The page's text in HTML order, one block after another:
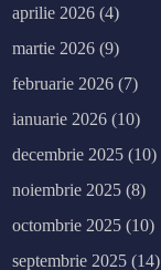
aprilie 2026 (4)
martie 2026 (9)
februarie 2026 (7)
ianuarie 2026 (10)
decembrie 2025 (10)
noiembrie 2025 (8)
octombrie 2025 (10)
septembrie 2025 (14)